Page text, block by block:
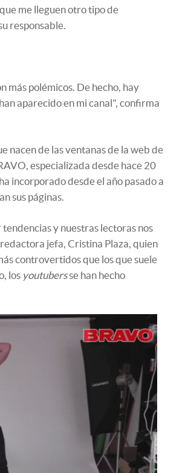
me lleguen otro tipo de
responsable.
más polémicos. De hecho, hay
aparecido en mi canal", confirma
nacen de las ventanas de la web de
especializada desde hace 20
incorporado desde el año pasado a
sus páginas.
y nuestras lectoras nos
jefa, Cristina Plaza, quien
controvertidos que los que suele
los youtubersse han hecho